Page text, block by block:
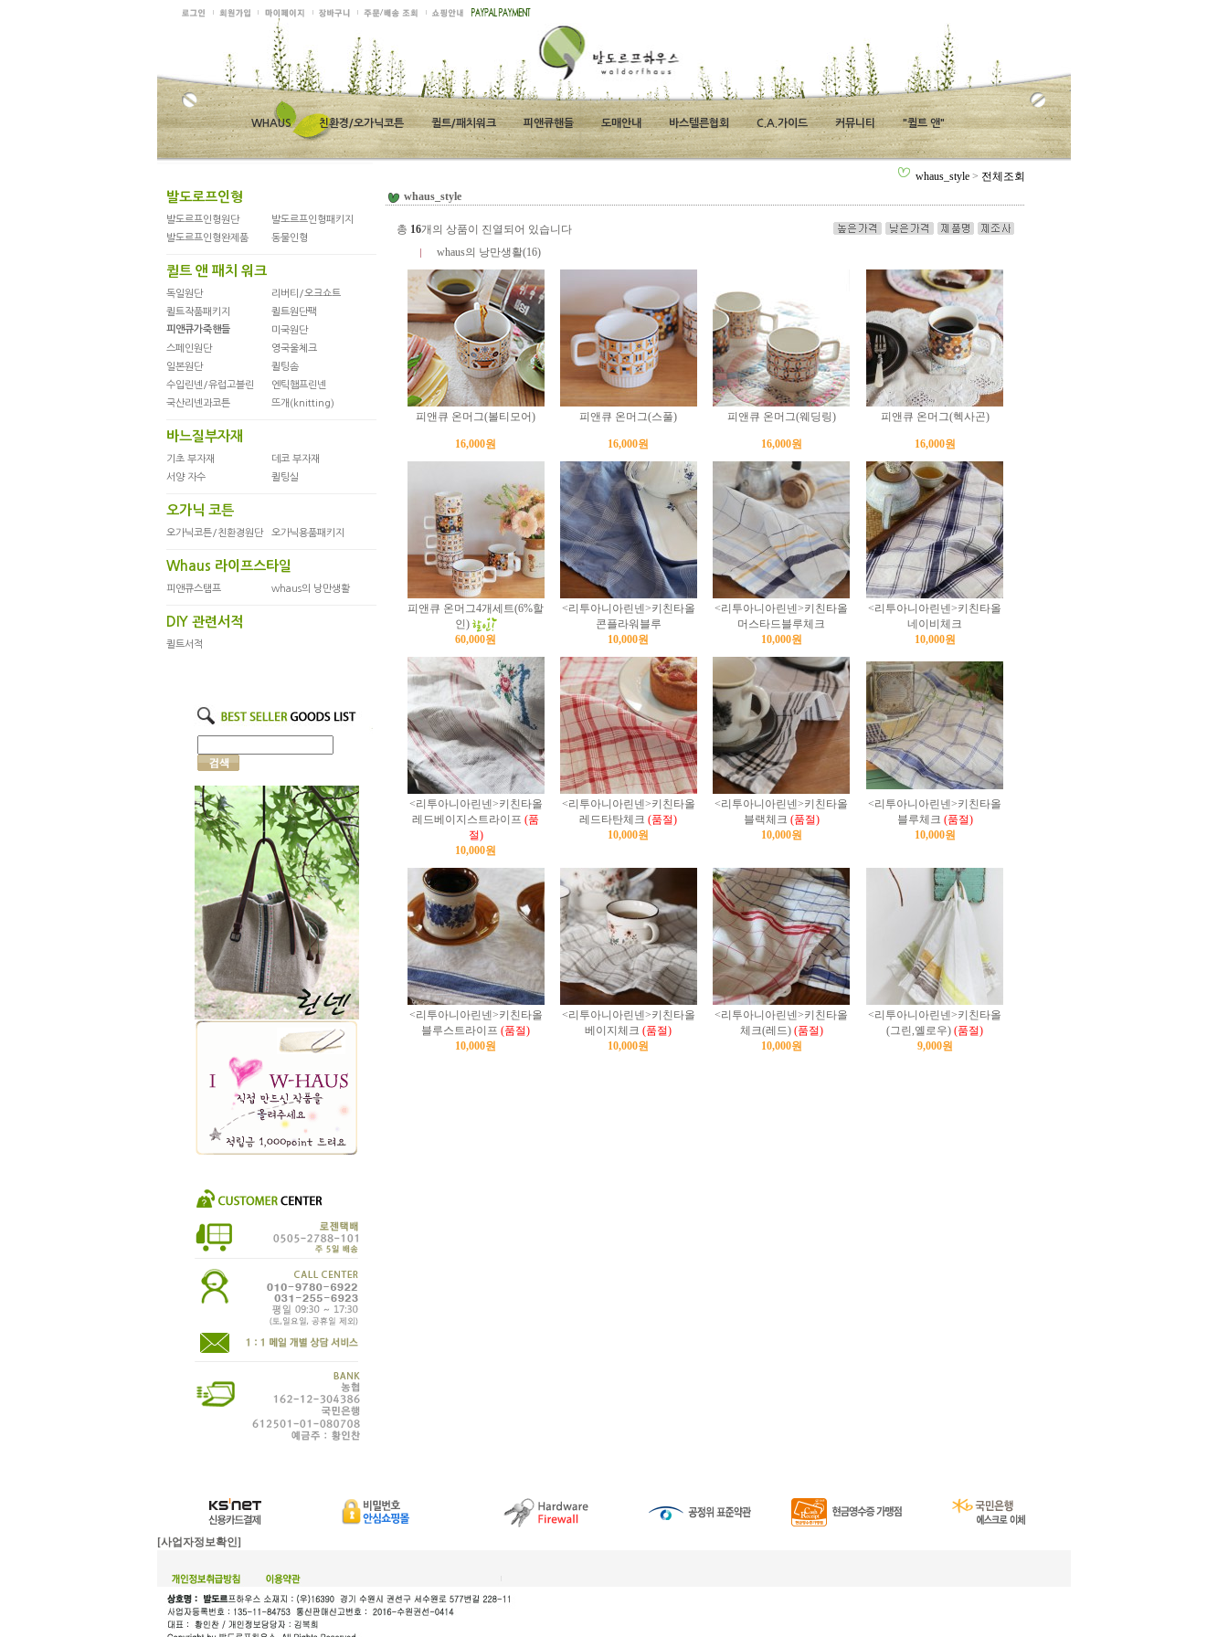
WHAUS 친환경/오가닉코튼 퀼트/패치워크 피앤큐핸들 도매안내 바스텔른협회 C.A.가이드 커뮤니티 "퀼트 앤"
발도로프인형
발도르프인형원단
발도르프인형패키지
발도르프인형완제품
동물인형
퀼트 앤 패치 워크
독일원단
리버티/오크쇼트
퀼트작품패키지
퀼트원단팩
피앤큐가죽핸들
미국원단
스페인원단
영국울체크
일본원단
퀼팅솜
수입린넨/유럽고블린
엔틱햄프린넨
국산리넨과코튼
뜨개(knitting)
바느질부자재
기초 부자재
데코 부자재
서양 자수
퀼팅실
오가닉 코튼
오가닉코튼/친환경원단 오가닉용품패키지
Whaus 라이프스타일
피앤큐스탬프 whaus의 낭만생활
DIY 관련서적
퀼트서적
whaus_style > 전체조회
whaus_style
총 16개의 상품이 진열되어 있습니다
whaus의 낭만생활(16)
피앤큐 온머그(볼티모어)
16,000원
피앤큐 온머그(스풀)
16,000원
피앤큐 온머그(웨딩링)
16,000원
피앤큐 온머그(헥사곤)
16,000원
피앤큐 온머그4개세트(6%할
인)
60,000원
<리투아니아린넨>키친타올
콘플라워블루
10,000원
<리투아니아린넨>키친타올
머스타드블루체크
10,000원
<리투아니아린넨>키친타올
네이비체크
10,000원
<리투아니아린넨>키친타올
레드베이지스트라이프 (품
절)
10,000원
<리투아니아린넨>키친타올
레드타탄체크 (품절)
10,000원
<리투아니아린넨>키친타올
블랙체크 (품절)
10,000원
<리투아니아린넨>키친타올
블루체크 (품절)
10,000원
<리투아니아린넨>키친타올
블루스트라이프 (품절)
10,000원
<리투아니아린넨>키친타올
베이지체크 (품절)
10,000원
<리투아니아린넨>키친타올
체크(레드) (품절)
10,000원
<리투아니아린넨>키친타올
(그린,옐로우) (품절)
9,000원
[사업자정보확인]